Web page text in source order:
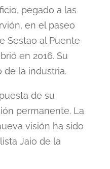
pegado a las
en el paseo
Sestao al Puente
en 2016. Su
de la industria.
de su
permanente. La
visión ha sido
Jaio de la